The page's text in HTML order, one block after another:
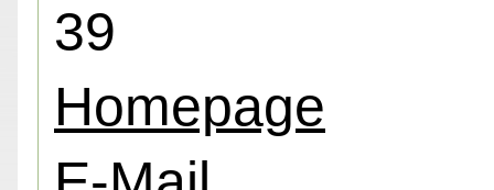
39
Homepage